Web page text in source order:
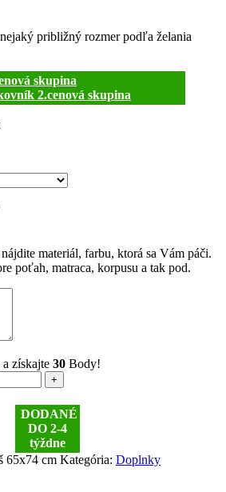
približný rozmer podľa želania
skupina
2.cenová skupina
materiál, farbu, ktorá sa Vám páči.
poťah, matraca, korpusu a tak pod.
získajte 30 Body!
DODANÉ
DO 2-4
týždne
65x74 cm Kategória: Doplnky